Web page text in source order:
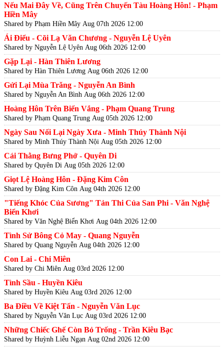
Nếu Mai Đây Về, Cũng Trên Chuyến Tàu Hoàng Hôn! - Phạm
Hiền Mây
Shared by Phạm Hiền Mây Aug 07th 2026 12:00
Ái Điểu - Cõi Lạ Văn Chương - Nguyễn Lệ Uyên
Shared by Nguyễn Lệ Uyên Aug 06th 2026 12:00
Gặp Lại - Hàn Thiên Lương
Shared by Hàn Thiên Lương Aug 06th 2026 12:00
Gửi Lại Mùa Trăng - Nguyễn An Bình
Shared by Nguyễn An Bình Aug 06th 2026 12:00
Hoàng Hôn Trên Biển Vắng - Phạm Quang Trung
Shared by Phạm Quang Trung Aug 05th 2026 12:00
Ngày Sau Nối Lại Ngày Xưa - Minh Thúy Thành Nội
Shared by Minh Thúy Thành Nội Aug 05th 2026 12:00
Cái Thằng Bưng Phở - Quyên Di
Shared by Quyên Di Aug 05th 2026 12:00
Giọt Lệ Hoàng Hôn - Đặng Kim Côn
Shared by Đặng Kim Côn Aug 04th 2026 12:00
"Tiếng Khóc Của Sương" Tản Thi Của San Phi - Văn Nghệ
Biển Khơi
Shared by Văn Nghệ Biển Khơi Aug 04th 2026 12:00
Tình Sử Bông Cỏ May - Quang Nguyễn
Shared by Quang Nguyễn Aug 04th 2026 12:00
Con Lai - Chi Miên
Shared by Chi Miên Aug 03rd 2026 12:00
Tình Sầu - Huyền Kiêu
Shared by Huyền Kiêu Aug 03rd 2026 12:00
Ba Điều Về Kiệt Tấn - Nguyễn Văn Lục
Shared by Nguyễn Văn Lục Aug 03rd 2026 12:00
Những Chiếc Ghế Còn Bỏ Trống - Trần Kiêu Bạc
Shared by Huỳnh Liễu Ngạn Aug 02nd 2026 12:00